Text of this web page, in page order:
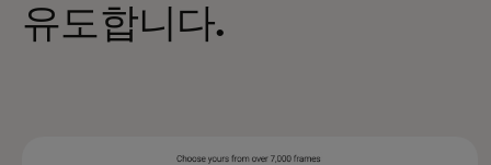
유도합니다.